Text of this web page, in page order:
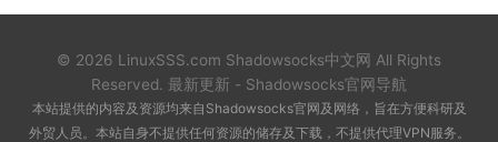
© 2026 LinuxSSS.com Shadowsocks中文网 All Rights
Reserved. 最新更新 - Shadowsocks官网导航
本站提供的内容及资源均来自Shadowsocks官网及网络，旨在方便科研及
外贸人员。本站自身不提供任何资源的储存及下载，不提供代理VPN服务。